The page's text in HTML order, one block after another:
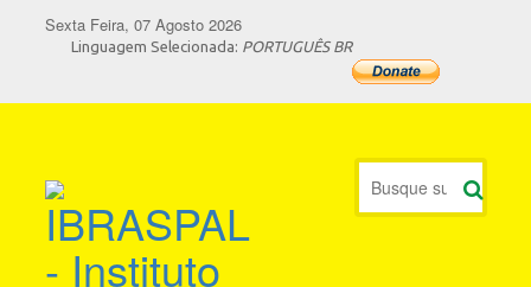
Sexta Feira, 07 Agosto 2026
Linguagem Selecionada: PORTUGUÊS BR